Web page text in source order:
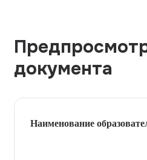
документа
Наименование